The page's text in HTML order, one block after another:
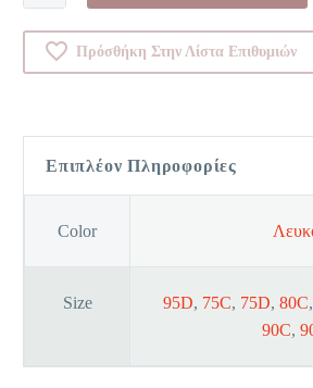
-
Mamabel
ComfortΠρόσθήκη Στην Λίστα Επιθυμιών
Επιπλέον Πληροφορίες
Color
Size 95D, 75C, 75D, 80C,
90C,